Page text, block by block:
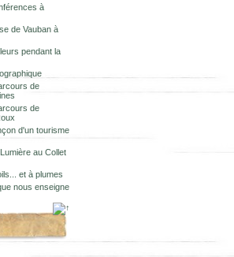
à
de Vauban à
pendant la
de
de
d'un tourisme
au Collet
et à plumes
nous enseigne